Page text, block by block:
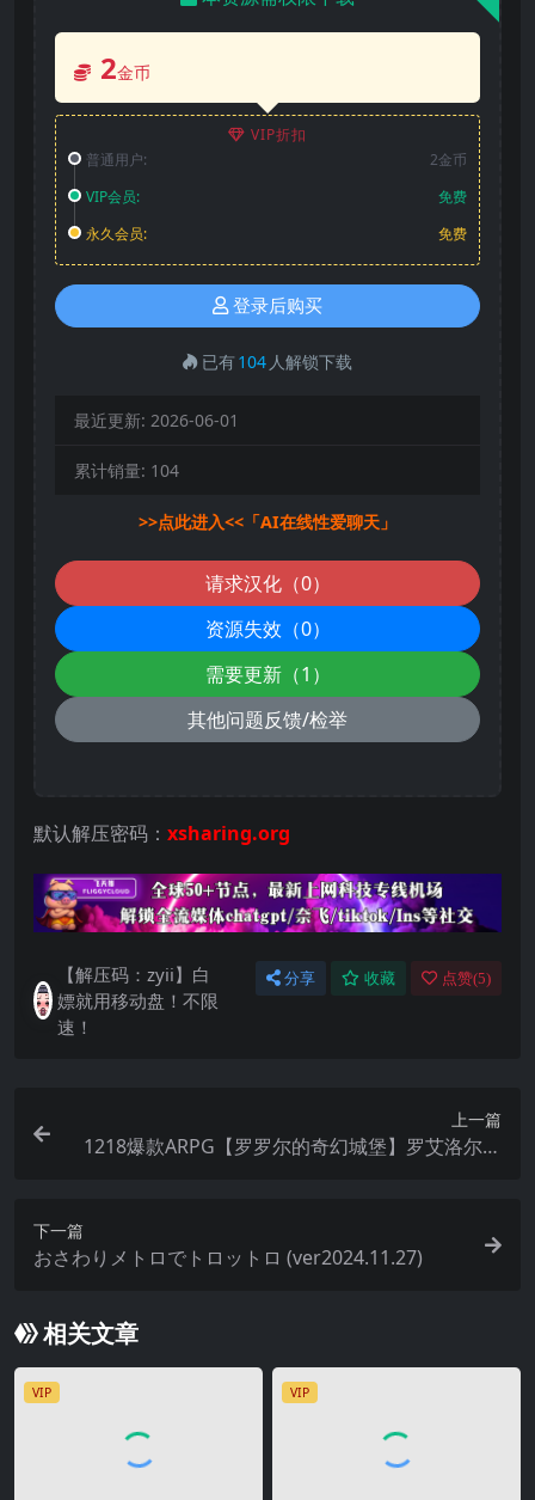
2金币
VIP折扣
普通用户:
2金币
VIP会员:
免费
永久会员:
免费
登录后购买
已有104 人解锁下载
最近更新: 2026-06-01
累计销量: 104
>>点此进入<<「AI在线性爱聊天」
请求汉化（0）
资源失效（0）
需要更新（1）
其他问题反馈/检举
默认解压密码： xsharing.org
【解压码：zyii】白
嫖就用移动盘！不限
速！
分享 收藏 点赞(5)
上一篇
1218爆款ARPG【罗罗尔的奇幻城堡】罗艾洛尔的
下一篇
おさわりメトロでトロットロ (ver2024.11.27)
相关文章
VIP VIP